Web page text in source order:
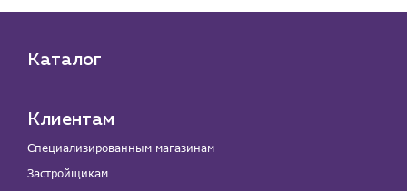
Каталог
Клиентам
Специализированным магазинам
Застройщикам